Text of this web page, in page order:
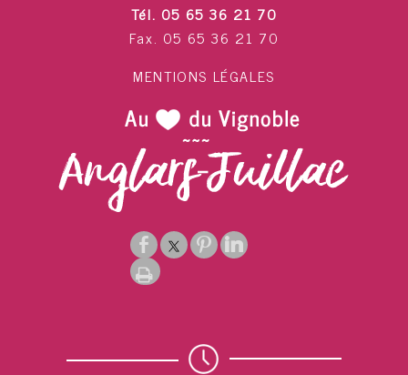
Tél. 05 65 36 21 70
Fax. 05 65 36 21 70
MENTIONS LÉGALES